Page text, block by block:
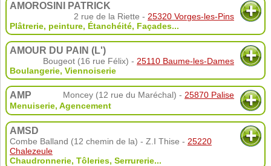
AMOROSINI PATRICK
2 rue de la Riette -25320 Vorges-les-Pins
Plâtrerie, peinture, Étanchéité, Façades...
AMOUR DU PAIN (L')
Bougeot (16 rue Félix) -25110 Baume-les-Dames
Boulangerie, Viennoiserie
AMP Moncey (12 rue du Maréchal) -25870 Palise
Menuiserie, Agencement
AMSD
Combe Balland (12 chemin de la) - Z.I Thise - 25220
Chalezeule
Chaudronnerie, Tôleries, Serrurerie...